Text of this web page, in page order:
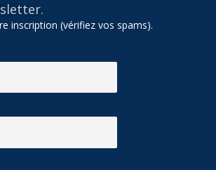
inscription (vérifiez vos spams).